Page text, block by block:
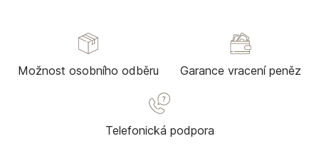
Možnost osobního odběru Garance vracení peněz
Telefonická podpora